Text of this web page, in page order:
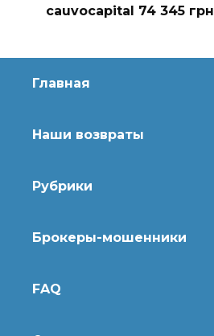
cauvocapital 74 345 грн
Главная
Наши возвраты
Рубрики
Брокеры-мошенники
FAQ